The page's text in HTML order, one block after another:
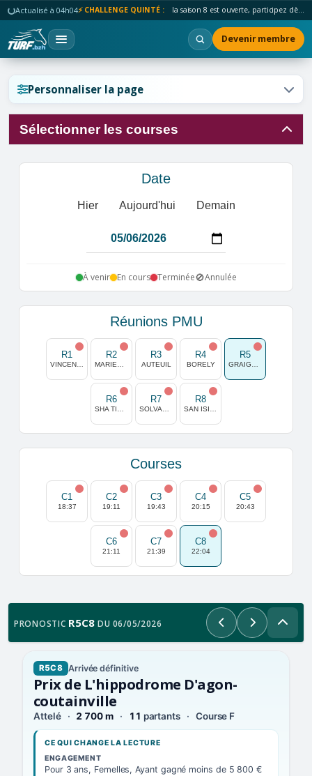
Actualisé à 04h04⚡ CHALLENGE QUINTÉ : la saison 8 est ouverte, participez dès maintenant !
Devenir membre
Personnaliser la page
Sélectionner les courses
Date
Hier Aujourd'hui Demain
À venir En cours Terminée🚫Annulée
Réunions PMU
R1 R2 R3
AUTEUIL
R4
BORELY
R5
R6 R7 R8
Courses
C1
18:37
C2
19:11
C3
19:43
C4
20:15
C5
20:43
C6
21:11
C7
21:39
C8
22:04
PRONOSTIC R5C8 DU 06/05/2026 PrécédentSuivant
R5C8 Arrivée définitive
Prix de L'hippodrome D'agon-
coutainville
Attelé 2 700 m 11 partants Course F
CE QUI CHANGE LA LECTURE
ENGAGEMENT
Pour 3 ans, Femelles, Ayant gagné moins de 5 800 €
Réinitialiser l'affichage ?
Réinitialiser